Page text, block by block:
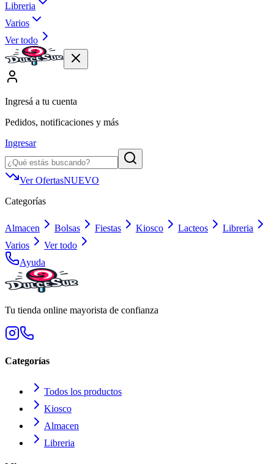
Libreria
Varios
Ver todo
Ingresá a tu cuenta
Pedidos, notificaciones y más
Ingresar
Ver OfertasNUEVO
Categorías
Almacen Bolsas Fiestas Kiosco Lacteos
Libreria
Varios
Ver todo
Ayuda
Tu tienda online mayorista de confianza
Categorías
Todos los productos
Kiosco
Almacen
Libreria